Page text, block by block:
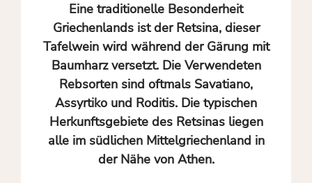
Eine traditionelle Besonderheit
Griechenlands ist der Retsina, dieser
Tafelwein wird während der Gärung mit
Baumharz versetzt. Die Verwendeten
Rebsorten sind oftmals Savatiano,
Assyrtiko und Roditis. Die typischen
Herkunftsgebiete des Retsinas liegen
alle im südlichen Mittelgriechenland in
der Nähe von Athen.